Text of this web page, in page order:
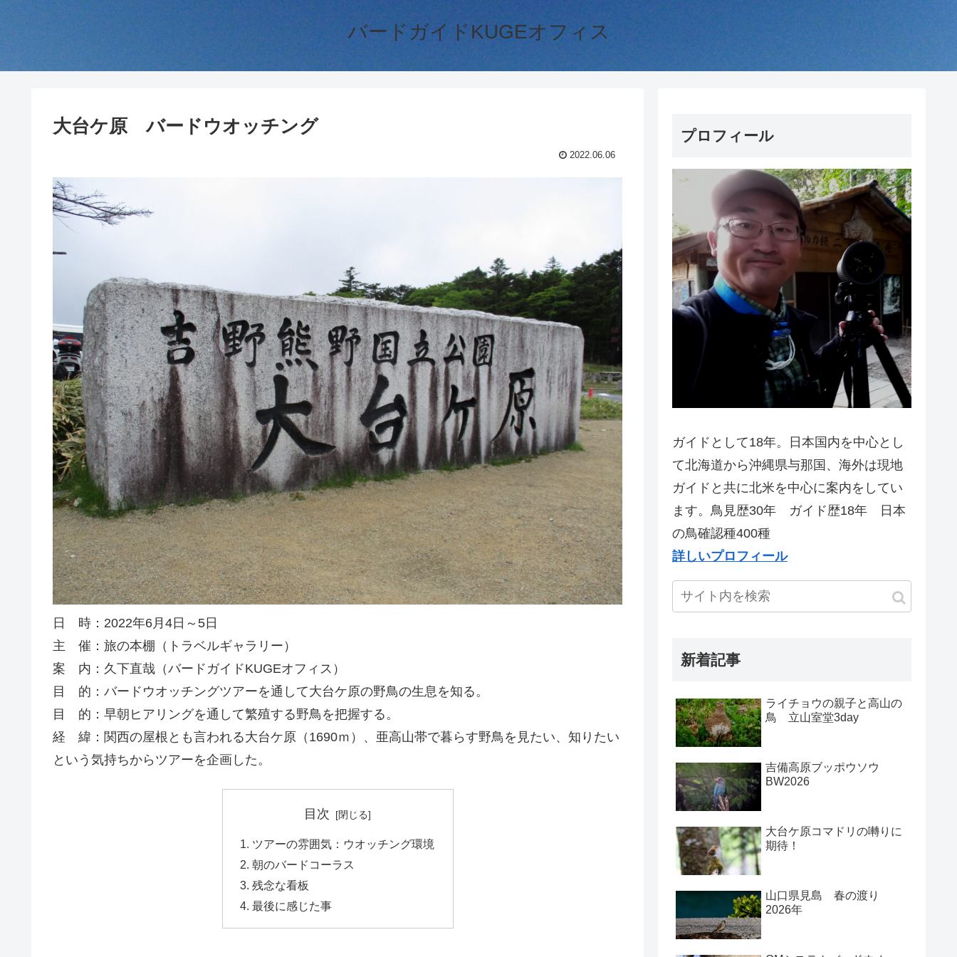
バードガイドKUGEオフィス
大台ケ原 バードウオッチング
2022.06.06
日 時：2022年6月4日～5日
主 催：旅の本棚（トラベルギャラリー）
案 内：久下直哉（バードガイドKUGEオフィス）
目 的：バードウオッチングツアーを通して大台ケ原の野鳥の生息を知る。
目 的：早朝ヒアリングを通して繁殖する野鳥を把握する。
経 緯：関西の屋根とも言われる大台ケ原（1690ｍ）、亜高山帯で暮らす野鳥を見たい、知りたい
という気持ちからツアーを企画した。
目次
ツアーの雰囲気：ウオッチング環境
朝のバードコーラス
残念な看板
最後に感じた事
プロフィール
ガイドとして18年。日本国内を中心とし
て北海道から沖縄県与那国、海外は現地
ガイドと共に北米を中心に案内をしてい
ます。鳥見歴30年 ガイド歴18年 日本
の鳥確認種400種
詳しいプロフィール
新着記事
ライチョウの親子と高山の
鳥 立山室堂3day
吉備高原ブッポウソウ
BW2026
大台ケ原コマドリの囀りに
期待！
山口県見島 春の渡り
2026年